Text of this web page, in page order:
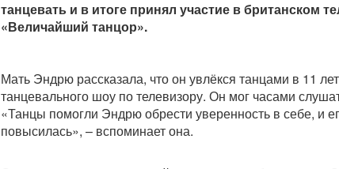
танцевать и в итоге принял участие в британском
«Величайший танцор».
Мать Эндрю рассказала, что он увлёкся танцами в 11
танцевального шоу по телевизору. Он мог часами
«Танцы помогли Эндрю обрести уверенность в себе, и
повысилась», – вспоминает она.